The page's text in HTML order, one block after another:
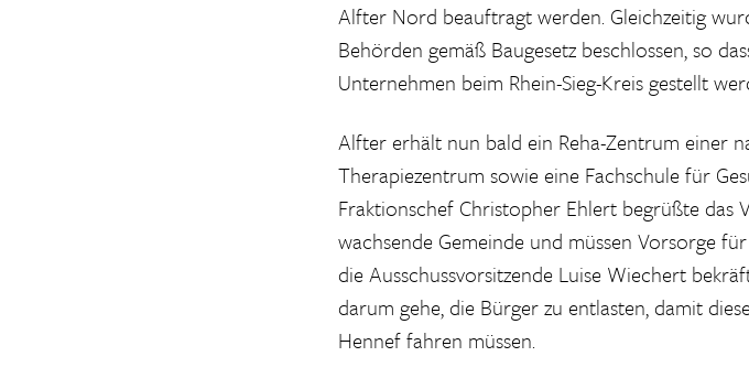
Alfter Nord beauftragt werden. Gleichzeitig
Behörden gemäß Baugesetz beschlossen, so
Unternehmen beim Rhein-Sieg-Kreis gestellt
Alfter erhält nun bald ein Reha-Zentrum einer
Therapiezentrum sowie eine Fachschule für
Fraktionschef Christopher Ehlert begrüßte das
wachsende Gemeinde und müssen Vorsorge
die Ausschussvorsitzende Luise Wiechert
darum gehe, die Bürger zu entlasten, damit
Hennef fahren müssen.